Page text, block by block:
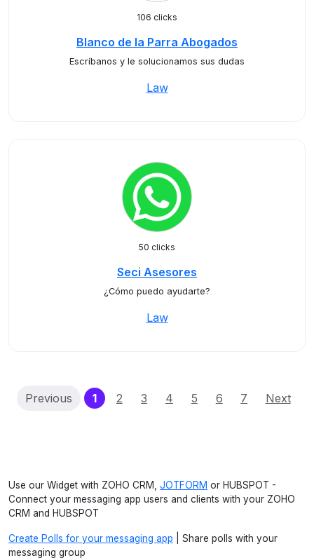
106 clicks
Blanco de la Parra Abogados
Escríbanos y le solucionamos sus dudas
Law
50 clicks
Seci Asesores
¿Cómo puedo ayudarte?
Law
Previous 1(current)
2 3 4 5 6 7 Next
Use our Widget with ZOHO CRM, JOTFORM or HUBSPOT -
Connect your messaging app users and clients with your ZOHO
CRM and HUBSPOT
Create Polls for your messaging app | Share polls with your
messaging group